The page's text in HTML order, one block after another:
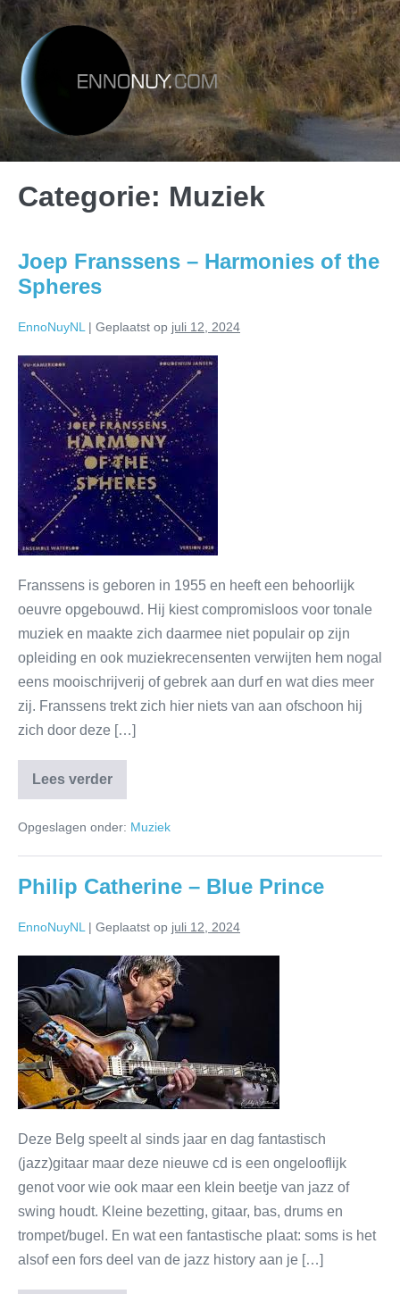
Categorie: Muziek
Joep Franssens – Harmonies of the
Spheres
EnnoNuyNL | Geplaatst op juli 12, 2024
Franssens is geboren in 1955 en heeft een behoorlijk
oeuvre opgebouwd. Hij kiest compromisloos voor tonale
muziek en maakte zich daarmee niet populair op zijn
opleiding en ook muziekrecensenten verwijten hem nogal
eens mooischrijverij of gebrek aan durf en wat dies meer
zij. Franssens trekt zich hier niets van aan ofschoon hij
zich door deze […]
Lees verder
Opgeslagen onder: Muziek
Philip Catherine – Blue Prince
EnnoNuyNL | Geplaatst op juli 12, 2024
Deze Belg speelt al sinds jaar en dag fantastisch
(jazz)gitaar maar deze nieuwe cd is een ongelooflijk
genot voor wie ook maar een klein beetje van jazz of
swing houdt. Kleine bezetting, gitaar, bas, drums en
trompet/bugel. En wat een fantastische plaat: soms is het
alsof een fors deel van de jazz history aan je […]